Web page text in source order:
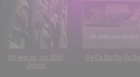
Ich war da, vor 3000
Jahren
Da-Da Da! Da-Da